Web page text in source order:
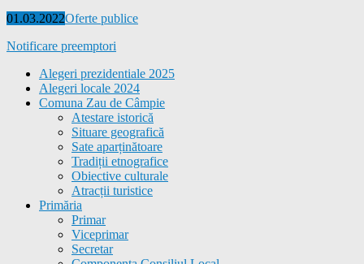
Posted
01.03.2022Categories
Oferte publice
Notificare preemptori
Alegeri prezidentiale 2025
Alegeri locale 2024
Comuna Zau de Câmpie
Atestare istorică
Situare geografică
Sate aparținătoare
Tradiții etnografice
Obiective culturale
Atracții turistice
Primăria
Primar
Viceprimar
Secretar